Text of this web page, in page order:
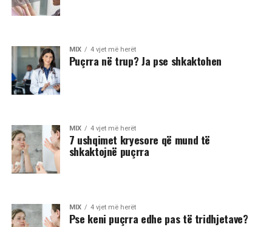
MIX 4 vjet më herët
Puçrra në trup? Ja pse shkaktohen
MIX 4 vjet më herët
7 ushqimet kryesore që mund të
shkaktojnë puçrra
MIX 4 vjet më herët
Pse keni puçrra edhe pas të tridhjetave?